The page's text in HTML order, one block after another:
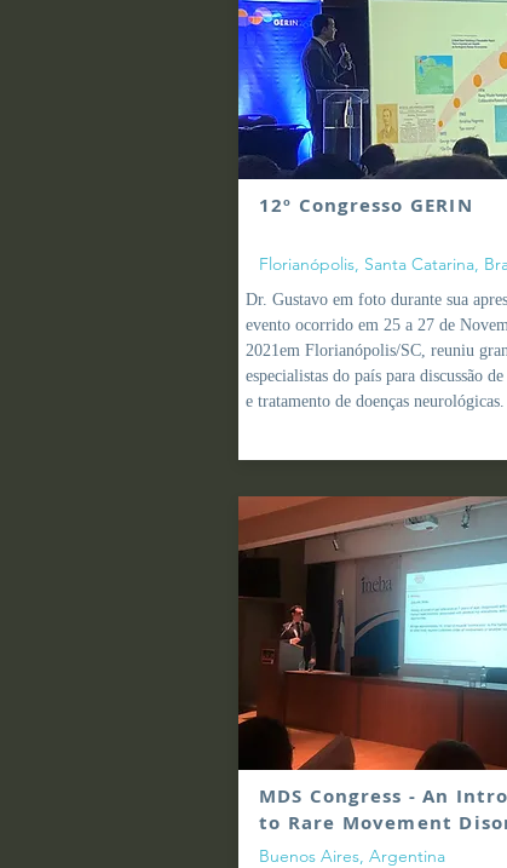
12º Congresso GERIN
Florianópolis, Santa Catarina,
Dr. Gustavo em foto durante sua
evento ocorrido em 25 a 27 de
2021em Florianópolis/SC, reuniu
especialistas do país para discussão
e tratamento de doenças neurológicas.
MDS Congress - An
to Rare Movement
Buenos Aires, Argentina